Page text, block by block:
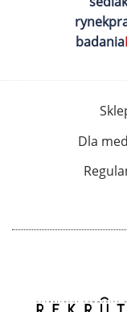
badania
Dla